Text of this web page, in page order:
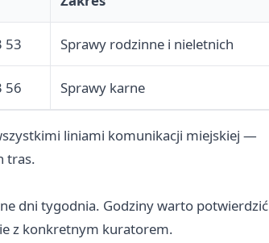
53 Sprawy rodzinne i nieletnich
56 Sprawy karne
liniami komunikacji miejskiej —
tras.
dni tygodnia. Godziny warto potwierdzić
z konkretnym kuratorem.